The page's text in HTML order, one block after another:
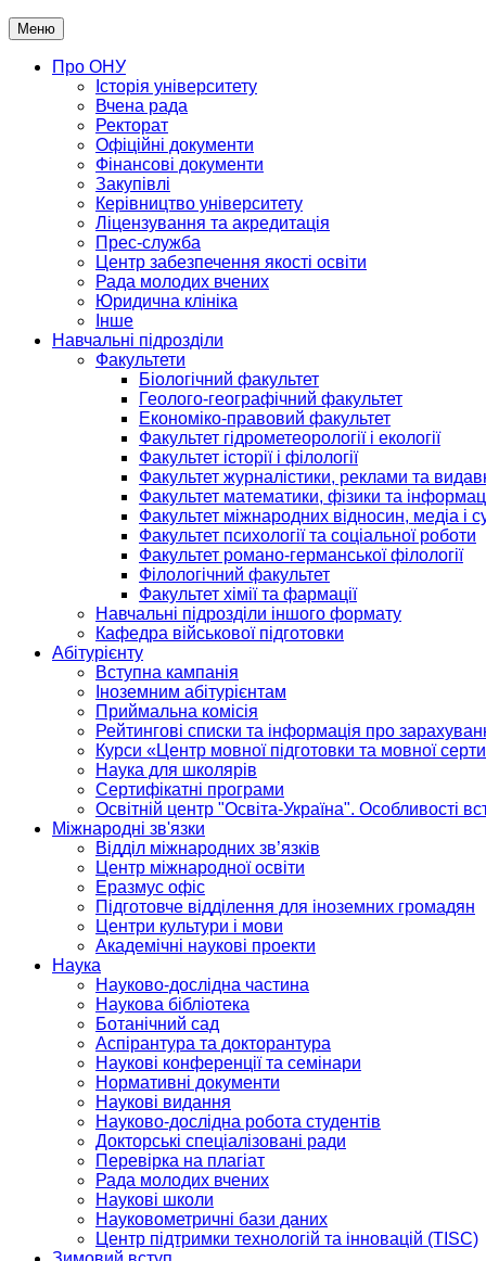
Меню
Про ОНУ
Історія університету
Вчена рада
Ректорат
Офіційні документи
Фінансові документи
Закупівлі
Керівництво університету
Ліцензування та акредитація
Прес-служба
Центр забезпечення якості освіти
Рада молодих вчених
Юридична клініка
Інше
Навчальні підрозділи
Факультети
Біологічний факультет
Геолого-географічний факультет
Економіко-правовий факультет
Факультет гідрометеорології і екології
Факультет історії і філології
Факультет журналістики, реклами та
Факультет математики, фізики та
Факультет міжнародних відносин, медіа і
Факультет психології та соціальної роботи
Факультет романо-германської філології
Філологічний факультет
Факультет хімії та фармації
Навчальні підрозділи іншого формату
Кафедра військової підготовки
Абітурієнту
Вступна кампанія
Іноземним абітурієнтам
Приймальна комісія
Рейтингові списки та інформація про
Курси «Центр мовної підготовки та мовної
Наука для школярів
Сертифікатні програми
Освітній центр "Освіта-Україна". Особливості
Міжнародні зв'язки
Відділ міжнародних зв’язків
Центр міжнародної освіти
Еразмус офіс
Підготовче відділення для іноземних громадян
Центри культури і мови
Академічні наукові проекти
Наука
Науково-дослідна частина
Наукова бібліотека
Ботанічний сад
Аспірантура та докторантура
Наукові конференції та семінари
Нормативні документи
Наукові видання
Науково-дослідна робота студентів
Докторські спеціалізовані ради
Перевірка на плагіат
Рада молодих вчених
Наукові школи
Науковометричні бази даних
Центр підтримки технологій та інновацій (TISC)